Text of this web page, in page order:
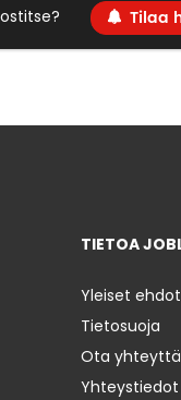
Tilaa
TIETOA
Yleiset ehdot
Tietosuoja
Ota yhteyttä
Yhteystiedot